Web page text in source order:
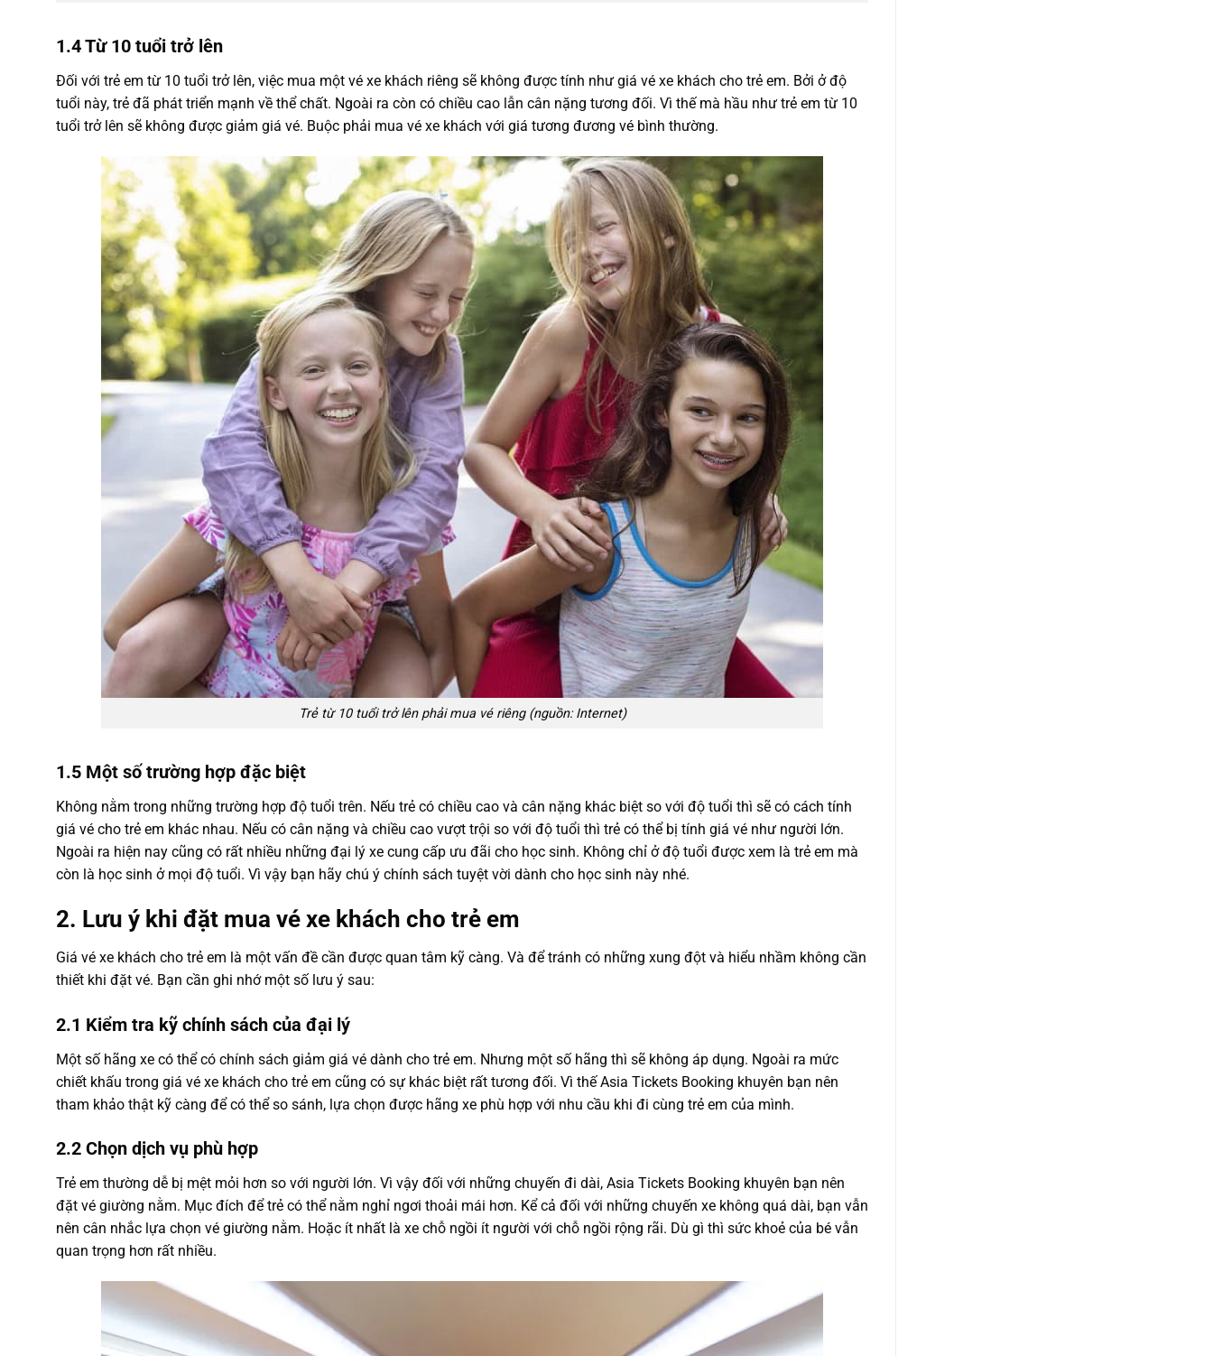
1.4 Từ 10 tuổi trở lên
Đối với trẻ em từ 10 tuổi trở lên, việc mua một vé xe khách riêng sẽ không được tính như giá vé xe khách cho trẻ em. Bởi ở độ
tuổi này, trẻ đã phát triển mạnh về thể chất. Ngoài ra còn có chiều cao lẫn cân nặng tương đối. Vì thế mà hầu như trẻ em từ 10
tuổi trở lên sẽ không được giảm giá vé. Buộc phải mua vé xe khách với giá tương đương vé bình thường.
Trẻ từ 10 tuổi trở lên phải mua vé riêng (nguồn: Internet)
1.5 Một số trường hợp đặc biệt
Không nằm trong những trường hợp độ tuổi trên. Nếu trẻ có chiều cao và cân nặng khác biệt so với độ tuổi thì sẽ có cách tính
giá vé cho trẻ em khác nhau. Nếu có cân nặng và chiều cao vượt trội so với độ tuổi thì trẻ có thể bị tính giá vé như người lớn.
Ngoài ra hiện nay cũng có rất nhiều những đại lý xe cung cấp ưu đãi cho học sinh. Không chỉ ở độ tuổi được xem là trẻ em mà
còn là học sinh ở mọi độ tuổi. Vì vậy bạn hãy chú ý chính sách tuyệt vời dành cho học sinh này nhé.
2. Lưu ý khi đặt mua vé xe khách cho trẻ em
Giá vé xe khách cho trẻ em là một vấn đề cần được quan tâm kỹ càng. Và để tránh có những xung đột và hiểu nhầm không cần
thiết khi đặt vé. Bạn cần ghi nhớ một số lưu ý sau:
2.1 Kiểm tra kỹ chính sách của đại lý
Một số hãng xe có thể có chính sách giảm giá vé dành cho trẻ em. Nhưng một số hãng thì sẽ không áp dụng. Ngoài ra mức
chiết khấu trong giá vé xe khách cho trẻ em cũng có sự khác biệt rất tương đối. Vì thế Asia Tickets Booking khuyên bạn nên
tham khảo thật kỹ càng để có thể so sánh, lựa chọn được hãng xe phù hợp với nhu cầu khi đi cùng trẻ em của mình.
2.2 Chọn dịch vụ phù hợp
Trẻ em thường dễ bị mệt mỏi hơn so với người lớn. Vì vậy đối với những chuyến đi dài, Asia Tickets Booking khuyên bạn nên
đặt vé giường nằm. Mục đích để trẻ có thể nằm nghỉ ngơi thoải mái hơn. Kể cả đối với những chuyến xe không quá dài, bạn vẫn
nên cân nhắc lựa chọn vé giường nằm. Hoặc ít nhất là xe chỗ ngồi ít người với chỗ ngồi rộng rãi. Dù gì thì sức khoẻ của bé vẫn
quan trọng hơn rất nhiều.